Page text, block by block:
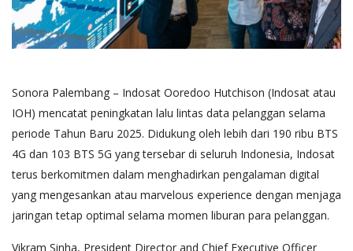
Sonora Palembang – Indosat Ooredoo Hutchison (Indosat atau
IOH) mencatat peningkatan lalu lintas data pelanggan selama
periode Tahun Baru 2025. Didukung oleh lebih dari 190 ribu BTS
4G dan 103 BTS 5G yang tersebar di seluruh Indonesia, Indosat
terus berkomitmen dalam menghadirkan pengalaman digital
yang mengesankan atau marvelous experience dengan menjaga
jaringan tetap optimal selama momen liburan para pelanggan.
Vikram Sinha, President Director and Chief Executive Officer